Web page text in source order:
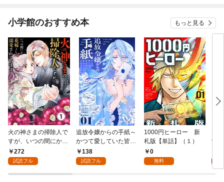
小学館のおすすめ本 もっと見る
火の神さまの掃除人で
すが、いつの間にか花
嫁として溺愛されてい
ます【単話】（１）
272
試読フル
追放令嬢からの手紙～
かつて愛していた皆さ
まへ 私のことなどお忘
れですか？～【単話】
138
試読フル
1000円ヒーロー 新
札版【単話】（１）
0
無料
9.5